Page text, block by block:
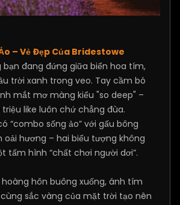
– Vẻ Đẹp Của Bridestowe
đang đứng giữa biển hoa tím,
trời xanh trong veo. Tay cầm bó
mắt mơ màng kiểu "so deep" –
like luôn chứ chẳng đùa.
“combo sống ảo” với gấu bông
oải hương – hai biểu tượng không
tấm hình “chất chơi người dơi”.
hôn buông xuống, ánh tím
sắc vàng của mặt trời tạo nên